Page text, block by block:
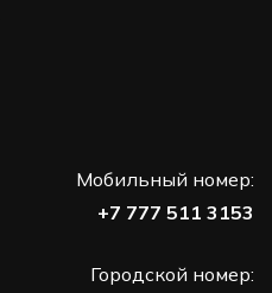
Мобильный номер:
+7 777 511 3153
Городской номер: